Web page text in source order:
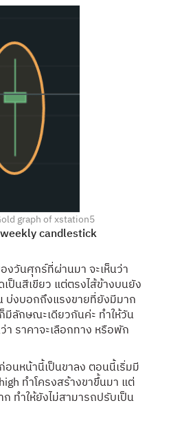
graph of xstation5
candlestick
วันศุกร์ที่ผ่านมา จะเห็นว่า
ป็นสีเขียว แต่ตรงไส้ข้างบนยัง
บ่งบอกถึงแรงขายที่ยังมีมาก
ลักษณะเดียวกันค่ะ ทำให้วัน
ราคาจะเลือกทาง หรือพัก
อนหน้านี้เป็นขาลง ตอนนี้เริ่มมี
ทำโครงสร้างขาขึ้นมา แต่
ทำให้ยังไม่สามารถปรับเป็น